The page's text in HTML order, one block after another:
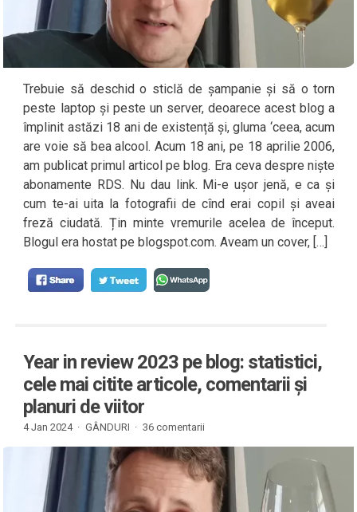
Trebuie să deschid o sticlă de șampanie și să o torn
peste laptop și peste un server, deoarece acest blog a
împlinit astăzi 18 ani de existență și, gluma ‘ceea, acum
are voie să bea alcool. Acum 18 ani, pe 18 aprilie 2006,
am publicat primul articol pe blog. Era ceva despre niște
abonamente RDS. Nu dau link. Mi-e ușor jenă, e ca și
cum te-ai uita la fotografii de cînd erai copil și aveai
freză ciudată. Țin minte vremurile acelea de început.
Blogul era hostat pe blogspot.com. Aveam un cover, […]
Year in review 2023 pe blog: statistici,
cele mai citite articole, comentarii și
planuri de viitor
4 Jan 2024 · GÂNDURI · 36 comentarii